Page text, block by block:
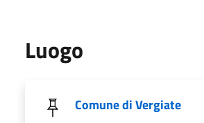
Luogo
Comune di Vergiate